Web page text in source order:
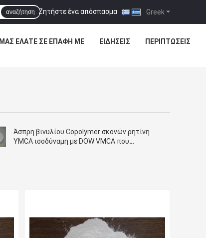
Greek
Ζητήστε ένα απόσπασμα |
αναζήτηση
ΜΑΣ ΕΛΆΤΕ ΣΕ ΕΠΑΦΉ ΜΕ ΕΙΔΉΣΕΙΣ ΠΕΡΙΠΤΏΣΕΙΣ
Άσπρη βινυλίου Copolymer σκονών ρητίνη
YMCA ισοδύναμη με DOW VMCA που